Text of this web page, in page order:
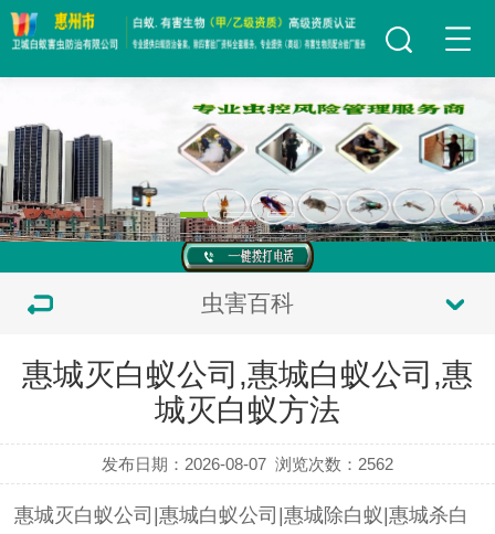
虫害百科
惠城灭白蚁公司,惠城白蚁公司,惠
城灭白蚁方法
发布日期：2026-08-07 浏览次数： 2562
惠城灭白蚁公司|惠城白蚁公司|惠城除白蚁|惠城杀白